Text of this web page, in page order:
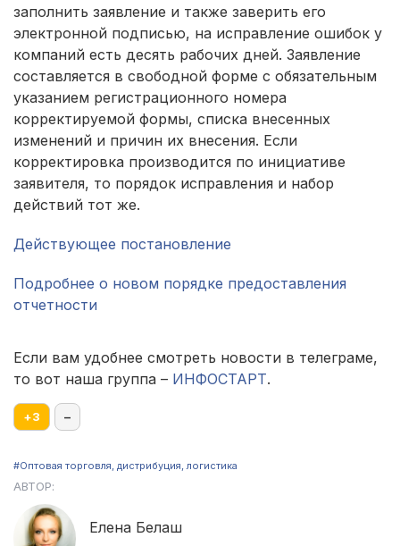
заполнить заявление и также заверить его
электронной подписью, на исправление ошибок у
компаний есть десять рабочих дней. Заявление
составляется в свободной форме с обязательным
указанием регистрационного номера
корректируемой формы, списка внесенных
изменений и причин их внесения. Если
корректировка производится по инициативе
заявителя, то порядок исправления и набор
действий тот же.
Действующее постановление
Подробнее о новом порядке предоставления
отчетности
Если вам удобнее смотреть новости в телеграме,
то вот наша группа – ИНФОСТАРТ.
+3 –
#Оптовая торговля, дистрибуция, логистика
АВТОР:
Елена Белаш